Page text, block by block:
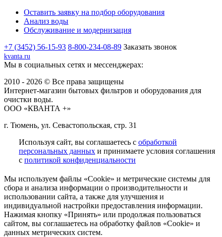
Оставить заявку на подбор оборудования
Анализ воды
Обслуживание и модернизация
+7 (3452) 56-15-93 8-800-234-08-89 Заказать звонок
kvanta.ru
Мы в социальных сетях и мессенджерах:
2010 - 2026 © Все права защищены
Интернет-магазин бытовых фильтров и оборудования для
очистки воды.
ООО «КВАНТА +»
г. Тюмень, ул. Севастопольская, стр. 31
Используя сайт, вы соглашаетесь с обработкой
персональных данных и принимаете условия соглашения
с политикой конфиденциальности
Мы используем файлы «Cookie» и метрические системы для
сбора и анализа информации о производительности и
использовании сайта, а также для улучшения и
индивидуальной настройки предоставления информации.
Нажимая кнопку «Принять» или продолжая пользоваться
сайтом, вы соглашаетесь на обработку файлов «Cookie» и
данных метрических систем.